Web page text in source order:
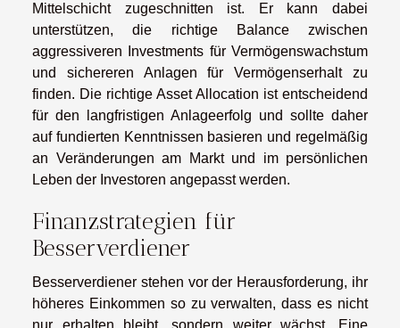
Mittelschicht zugeschnitten ist. Er kann dabei
unterstützen, die richtige Balance zwischen
aggressiveren Investments für Vermögenswachstum
und sichereren Anlagen für Vermögenserhalt zu
finden. Die richtige Asset Allocation ist entscheidend
für den langfristigen Anlageerfolg und sollte daher
auf fundierten Kenntnissen basieren und regelmäßig
an Veränderungen am Markt und im persönlichen
Leben der Investoren angepasst werden.
Finanzstrategien für
Besserverdiener
Besserverdiener stehen vor der Herausforderung, ihr
höheres Einkommen so zu verwalten, dass es nicht
nur erhalten bleibt, sondern weiter wächst. Eine